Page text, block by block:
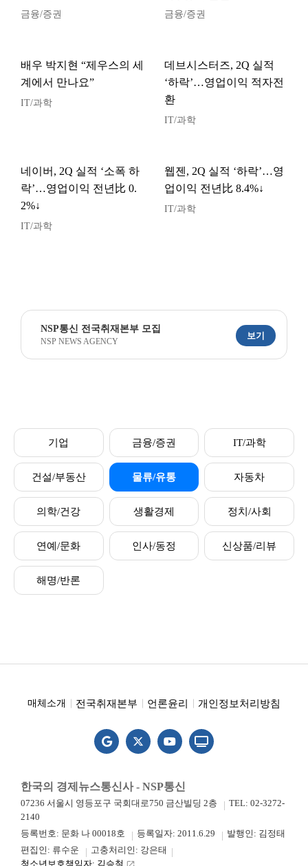
금융/증권 금융/증권
배우 박지현 “제우스의 세
계에서 만나요”
IT/과학
데브시스터즈, 2Q 실적
‘하락’…영업이익 적자전
환
IT/과학
네이버, 2Q 실적 ‘소폭 하
락’…영업이익 전년比 0.
2%↓
IT/과학
웹젠, 2Q 실적 ‘하락’…영
업이익 전년比 8.4%↓
IT/과학
NSP통신 전국취재본부 모집
NSP NEWS AGENCY
보기
기업 금융/증권 IT/과학
건설/부동산 물류/유통 자동차
의학/건강 생활경제 정치/사회
연예/문화 인사/동정 신상품/리뷰
해명/반론
매체소개 전국취재본부 언론윤리 개인정보처리방침
한국의 경제뉴스통신사 - NSP통신
07236 서울시 영등포구 국회대로750 금산빌딩 2층
TEL: 02-3272-
2140
등록번호: 문화 나 00018호
등록일자: 2011.6.29
발행인: 김정태
편집인: 류수운
고충처리인: 강은태
청소년보호책임자: 김승철